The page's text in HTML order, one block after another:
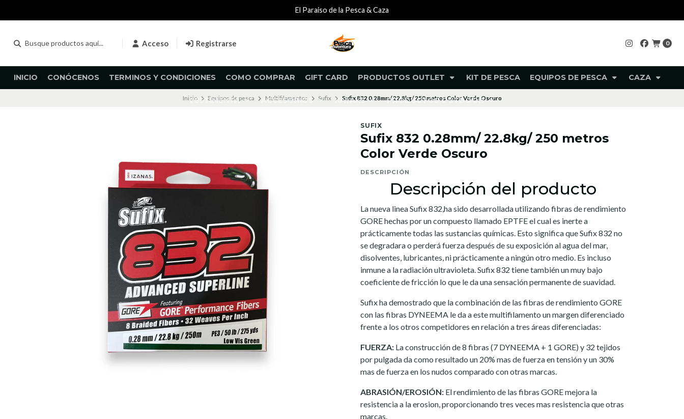
Acceso Registrarse 0
INICIO CONÓCENOS TERMINOS Y CONDICIONES COMO COMPRAR GIFT CARD PRODUCTOS OUTLET KIT DE PESCA EQUIPOS DE PESCA CAZA
VESTIMENTA ACCESORIOS KAYAKS PRODUCTOS OUTDOOR
El Paraiso de la Pesca & Caza
Inicio Equipos de pesca Multifilamentos Sufix Sufix 832 0.28mm/ 22.8kg/ 250 metros Color Verde Oscuro
SUFIX
Sufix 832 0.28mm/ 22.8kg/ 250 metros
Color Verde Oscuro
DESCRIPCIÓN
Descripción del producto
La nueva linea Sufix 832,ha sido desarrollada utilizando fibras de rendimiento
GORE hechas por un compuesto llamado EPTFE el cual es inerte a
prácticamente todas las sustancias químicas. Esto significa que Sufix 832 no
se degradara o perderá fuerza después de su exposición al agua del mar,
disolventes, lubricantes, ni prácticamente a ningún otro medio. Es incluso
inmune a la radiación ultravioleta. Sufix 832 tiene también un muy bajo
coeficiente de fricción lo que le da una sensación permanente de suavidad.
Sufix ha demostrado que la combinación de las fibras de rendimiento GORE
con las fibras DYNEEMA le da a este multifilamento un margen diferenciado
frente a los otros competidores en relación a tres áreas diferenciadas:
FUERZA: La construcción de 8 fibras (7 DYNEEMA + 1 GORE) y 32 tejidos
por pulgada da como resultado un 20% mas de fuerza en tensión y un 30%
mas de fuerza en los nudos comparado con otras marcas.
ABRASIÓN/EROSIÓN: El rendimiento de las fibras GORE mejora la
resistencia a la erosion, proporcionando tres veces mas resistencia que otras
marcas.